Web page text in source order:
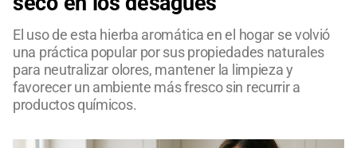
El uso de esta hierba aromática en el hogar se volvió
una práctica popular por sus propiedades naturales
para neutralizar olores, mantener la limpieza y
favorecer un ambiente más fresco sin recurrir a
productos químicos.